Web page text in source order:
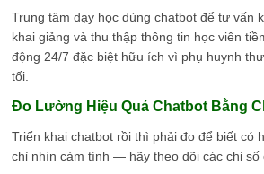
Trung tâm dạy học dùng chatbot để tư vấn
khai giảng và thu thập thông tin học viên
động 24/7 đặc biệt hữu ích vì phụ huynh
tối.
Đo Lường Hiệu Quả Chatbot Bằng
Triển khai chatbot rồi thì phải đo để biết có
chỉ nhìn cảm tính — hãy theo dõi các chỉ số